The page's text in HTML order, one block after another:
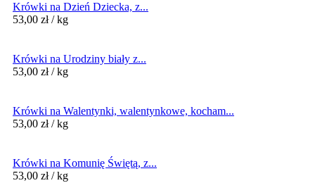
Krówki na Dzień Dziecka, z...
53,00 zł / kg
Krówki na Urodziny biały z...
53,00 zł / kg
Krówki na Walentynki, walentynkowe, kocham...
53,00 zł / kg
Krówki na Komunię Świętą, z...
53,00 zł / kg